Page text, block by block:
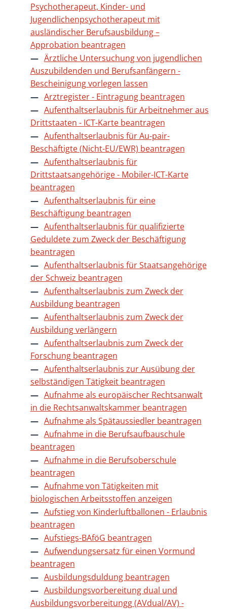
Psychotherapeut, Kinder- und
Jugendlichenpsychotherapeut mit
ausländischer Berufsausbildung –
Approbation beantragen
Ärztliche Untersuchung von jugendlichen
Auszubildenden und Berufsanfängern -
Bescheinigung vorlegen lassen
Arztregister - Eintragung beantragen
Aufenthaltserlaubnis für Arbeitnehmer aus
Drittstaaten - ICT-Karte beantragen
Aufenthaltserlaubnis für Au-pair-
Beschäftigte (Nicht-EU/EWR) beantragen
Aufenthaltserlaubnis für
Drittstaatsangehörige - Mobiler-ICT-Karte
beantragen
Aufenthaltserlaubnis für eine
Beschäftigung beantragen
Aufenthaltserlaubnis für qualifizierte
Geduldete zum Zweck der Beschäftigung
beantragen
Aufenthaltserlaubnis für Staatsangehörige
der Schweiz beantragen
Aufenthaltserlaubnis zum Zweck der
Ausbildung beantragen
Aufenthaltserlaubnis zum Zweck der
Ausbildung verlängern
Aufenthaltserlaubnis zum Zweck der
Forschung beantragen
Aufenthaltserlaubnis zur Ausübung der
selbständigen Tätigkeit beantragen
Aufnahme als europäischer Rechtsanwalt
in die Rechtsanwaltskammer beantragen
Aufnahme als Spätaussiedler beantragen
Aufnahme in die Berufsaufbauschule
beantragen
Aufnahme in die Berufsoberschule
beantragen
Aufnahme von Tätigkeiten mit
biologischen Arbeitsstoffen anzeigen
Aufstieg von Kinderluftballonen - Erlaubnis
beantragen
Aufstiegs-BAföG beantragen
Aufwendungsersatz für einen Vormund
beantragen
Ausbildungsduldung beantragen
Ausbildungsvorbereitung dual und
Ausbildungsvorbereitungg (AVdual/AV) -